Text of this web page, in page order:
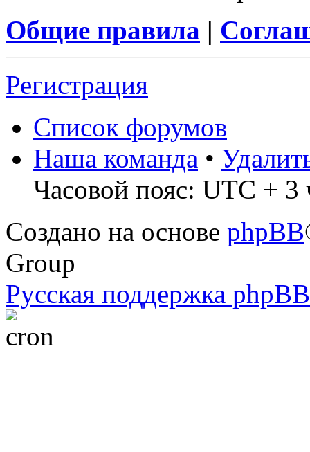
Общие правила |
Регистрация
Список форумов
Наша команда •
Часовой пояс: UTC + 3
Создано на основе phpBB
Group
Русская поддержка phpBB